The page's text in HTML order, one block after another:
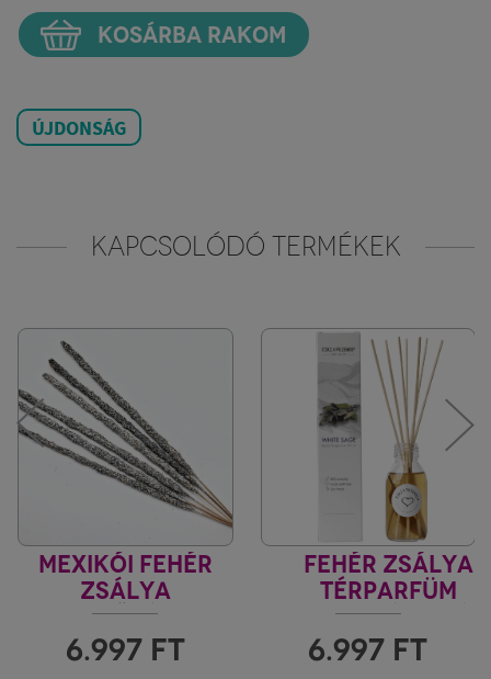
KOSÁRBA RAKOM
ÚJDONSÁG
KAPCSOLÓDÓ TERMÉKEK
MEXIKÓI FEHÉR
ZSÁLYA
FÜSTÖLŐPÁLCIKA
6.997 FT
FEHÉR ZSÁLYA
TÉRPARFÜM
6.997 FT